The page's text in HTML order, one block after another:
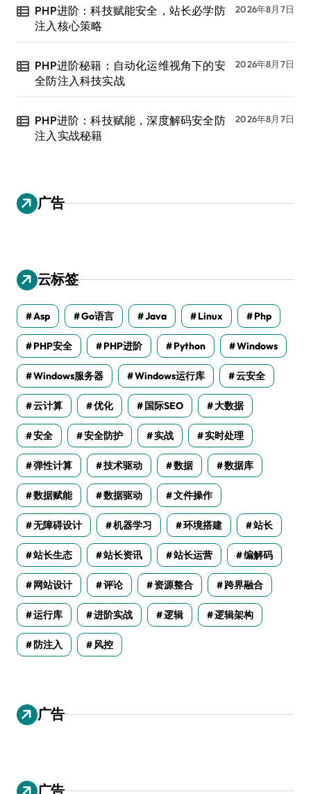
PHP进阶：科技赋能安全，站长必学防
注入核心策略
2026年8月7日
PHP进阶秘籍：自动化运维视角下的安
全防注入科技实战
2026年8月7日
PHP进阶：科技赋能，深度解码安全防
注入实战秘籍
2026年8月7日
广告
云标签
Asp Go语言 Java Linux Php
PHP安全 PHP进阶 Python Windows
Windows服务器 Windows运行库 云安全
云计算 优化 国际SEO 大数据
安全 安全防护 实战 实时处理
弹性计算 技术驱动 数据 数据库
数据赋能 数据驱动 文件操作
无障碍设计 机器学习 环境搭建 站长
站长生态 站长资讯 站长运营 编解码
网站设计 评论 资源整合 跨界融合
运行库 进阶实战 逻辑 逻辑架构
防注入 风控
广告
广告